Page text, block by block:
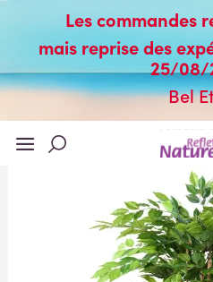
Les commandes
mais reprise des
25/08/
Bel